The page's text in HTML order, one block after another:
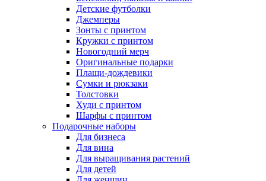
Детские футболки
Джемперы
Зонты с принтом
Кружки с принтом
Новогодний мерч
Оригинальные подарки
Плащи-дождевики
Сумки и рюкзаки
Толстовки
Худи с принтом
Шарфы с принтом
Подарочные наборы
Для бизнеса
Для вина
Для выращивания растений
Для детей